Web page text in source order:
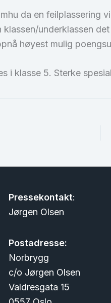
da en feilplassering
underklassen
høyest mulig
i klasse 5. Sterke
Pressekontakt:
Jørgen Olsen
Postadresse:
Norbrygg
c/o Jørgen Olsen
Valdresgata 15